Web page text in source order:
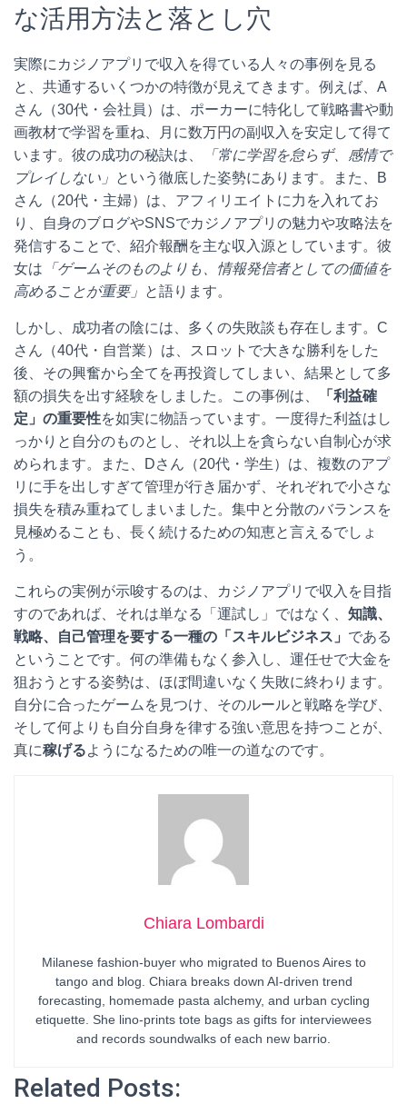
な活用方法と落とし穴
実際にカジノアプリで収入を得ている人々の事例を見る
と、共通するいくつかの特徴が見えてきます。例えば、A
さん（30代・会社員）は、ポーカーに特化して戦略書や動
画教材で学習を重ね、月に数万円の副収入を安定して得て
います。彼の成功の秘訣は、
「常に学習を怠らず、感情で
プレイしない」 という徹底した姿勢にあります。また、B
さん（20代・主婦）は、アフィリエイトに力を入れてお
り、自身のブログやSNSでカジノアプリの魅力や攻略法を
発信することで、紹介報酬を主な収入源としています。彼
女は 「ゲームそのものよりも、情報発信者としての価値を
高めることが重要」 と語ります。
しかし、成功者の陰には、多くの失敗談も存在します。C
さん（40代・自営業）は、スロットで大きな勝利をした
後、その興奮から全てを再投資してしまい、結果として多
額の損失を出す経験をしました。この事例は、
「利益確
定」の重要性を如実に物語っています。一度得た利益はし
っかりと自分のものとし、それ以上を貪らない自制心が求
められます。また、Dさん（20代・学生）は、複数のアプ
リに手を出しすぎて管理が行き届かず、それぞれで小さな
損失を積み重ねてしまいました。集中と分散のバランスを
見極めることも、長く続けるための知恵と言えるでしょ
う。
これらの実例が示唆するのは、カジノアプリで収入を目指
すのであれば、それは単なる「運試し」ではなく、 知識、
戦略、自己管理を要する一種の「スキルビジネス」 である
ということです。何の準備もなく参入し、運任せで大金を
狙おうとする姿勢は、ほぼ間違いなく失敗に終わります。
自分に合ったゲームを見つけ、そのルールと戦略を学び、
そして何よりも自分自身を律する強い意思を持つことが、
真に稼げるようになるための唯一の道なのです。
Chiara Lombardi
Milanese fashion-buyer who migrated to Buenos Aires to
tango and blog. Chiara breaks down AI-driven trend
forecasting, homemade pasta alchemy, and urban cycling
etiquette. She lino-prints tote bags as gifts for interviewees
and records soundwalks of each new barrio.
Related Posts: